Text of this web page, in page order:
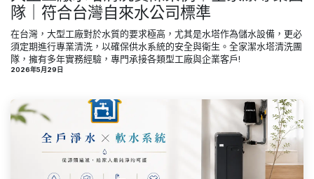
隊｜符合台灣自來水公司標準
在台灣，大型工廠對於水質的要求極高，尤其是水塔作為儲水設備，更必
須定期進行專業清洗，以確保供水系統的安全與衛生。全家潔水塔清洗團
隊，擁有多年實務經驗，專門承接各類型工廠與企業客戶!
2026年5月29日